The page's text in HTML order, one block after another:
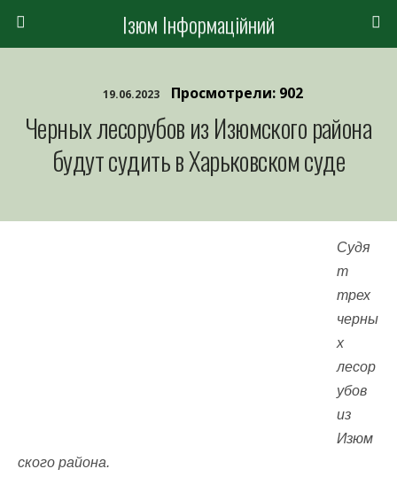
Ізюм Інформаційний
19.06.2023 Просмотрели: 902
Черных лесорубов из Изюмского района
будут судить в Харьковском суде
Судя
т
трех
черны
х
лесор
убов
из
Изюм
ского района.